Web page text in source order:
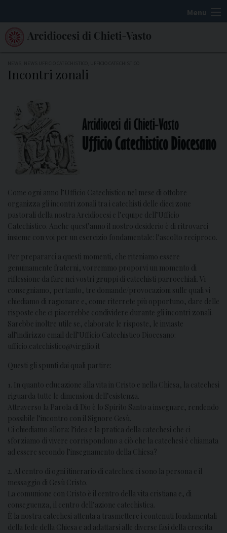
k
Menu
Incontri zonali
Come ogni anno l’Ufficio Catechistico nel mese di ottobre
organizza gli incontri zonali tra i catechisti delle dieci zone
pastorali della nostra Arcidiocesi e l’equipe dell’Ufficio
Catechistico. Anche quest’anno il nostro desiderio è di ritrovarci
insieme con voi per un esercizio fondamentale: l’ascolto reciproco.
Per prepararci a questi momenti, che riteniamo essere
genuinamente fraterni, vorremmo proporvi un momento di
riflessione da fare nei vostri gruppi di catechisti parrocchiali. Vi
consegniamo, pertanto, tre domande/provocazioni sulle quali vi
chiediamo di ragionare e, come riterrete più opportuno, dare delle
risposte che ci piacerebbe condividere durante gli incontri zonali.
Sarebbe inoltre utile se, elaborate le risposte, le inviaste
all’indirizzo email dell’Ufficio Catechistico Diocesano:
ufficio.catechistico@virgilio.it
Questi gli spunti dai quali partire:
1. In quanto educazione alla vita in Cristo e nella Chiesa, la catechesi
riguarda tutte le dimensioni dell’esistenza.
Attraverso la Parola di Dio è lo Spirito Santo a insegnare, rendendo
possibile l’incontro con il Signore Gesù.
Ci chiediamo allora: l’idea e la pratica della catechesi che ci
sforziamo di vivere corrispondono a ciò che la catechesi è chiamata
ad essere secondo l’insegnamento della Chiesa?
2. Al centro di ogni itinerario di catechesi ci sono la persona e il
messaggio di Gesù Cristo.
La comunione con Cristo è il centro della vita cristiana e, di
conseguenza, il centro dell’azione catechistica.
È la nostra catechesi attenta a trasmettere i contenuti fondamentali
della fede della Chiesa e ad adattarsi alle diverse fasi della crescita